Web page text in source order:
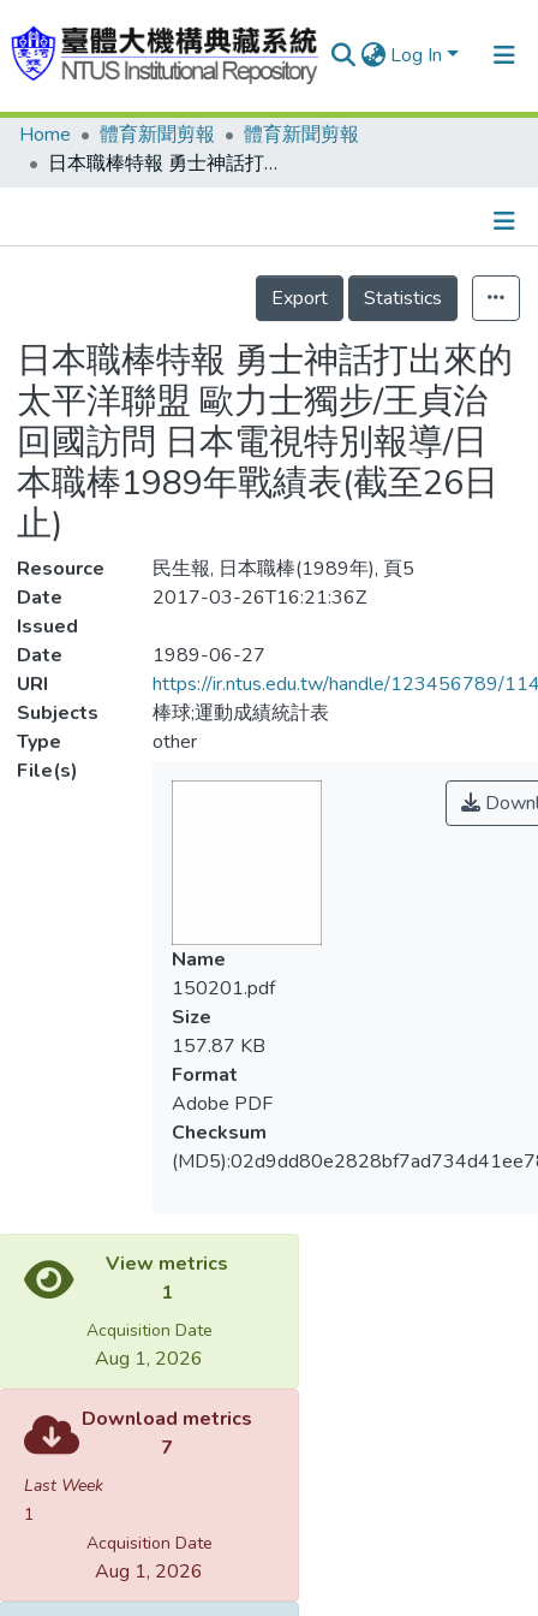
Log In
Communities & Collections
Statistics
Home 體育新聞剪報
體育新聞剪報
日本職棒特報 勇士神話打出來的 太平洋聯盟 歐力士獨步/王貞治回國訪問 日本電視特別報導/日本職棒1989年戰績表(截至26日止)
Details
Export
Statistics
日本職棒特報 勇士神話打出來的
太平洋聯盟 歐力士獨步/王貞治
回國訪問 日本電視特別報導/日
本職棒1989年戰績表(截至26日
止)
Resource
民生報, 日本職棒(1989年), 頁5
Date
Issued
2017-03-26T16:21:36Z
Date
1989-06-27
URI
https://ir.ntus.edu.tw/handle/123456789/
Subjects
棒球;運動成績統計表
Type
other
File(s)
Name
150201.pdf
Size
157.87 KB
Format
Adobe PDF
Checksum
View metrics
1
Acquisition Date
Aug 1, 2026
Download metrics
7
Last Week
1
Acquisition Date
Aug 1, 2026